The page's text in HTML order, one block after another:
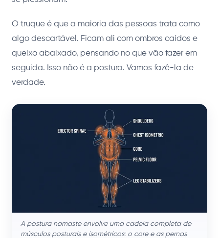
O truque é que a maioria das pessoas trata como
algo descartável. Ficam ali com ombros caídos e
queixo abaixado, pensando no que vão fazer em
seguida. Isso não é a postura. Vamos fazê-la de
verdade.
A postura namaste envolve uma cadeia completa de
músculos posturais e isométricos: o core e as pernas